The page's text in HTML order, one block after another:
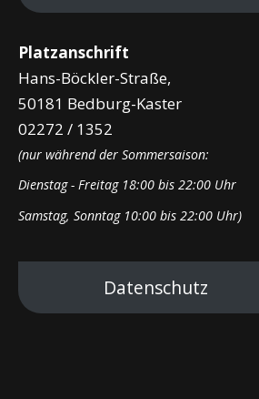
Platzanschrift
Hans-Böckler-Straße,
50181 Bedburg-Kaster
02272 / 1352
(nur während der Sommersaison:
Dienstag - Freitag 18:00 bis 22:00 Uhr
Samstag, Sonntag 10:00 bis 22:00 Uhr)
Datenschutz